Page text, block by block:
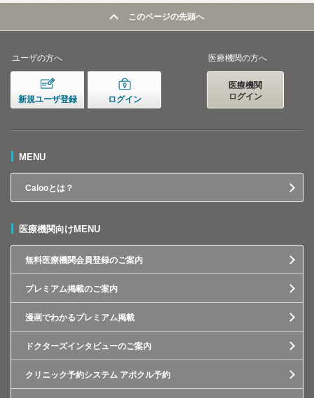
このページの先頭へ
ユーザの方へ
新規ユーザ登録 ログイン
医療機関の方へ
医療機関
ログイン
MENU
Calooとは？
医療機関向けMENU
無料医療機関会員登録のご案内
プレミアム掲載のご案内
漫画でわかるプレミアム掲載
ドクターズインタビューのご案内
クリニック予約システム アポクル予約